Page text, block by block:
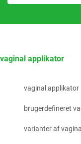
vaginal applikator
vaginal applikator
brugerdefineret
varianter af